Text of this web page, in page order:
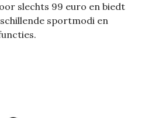
slechts 99 euro en biedt
sportmodi en